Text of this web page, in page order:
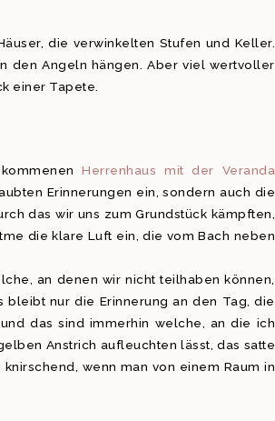
die verwinkelten Stufen und Keller.
den Angeln hängen. Aber viel wertvoller
einer Tapete.
Herrenhaus mit der Veranda
Erinnerungen ein, sondern auch die
das wir uns zum Grundstück kämpften,
die klare Luft ein, die vom Bach neben
an denen wir nicht teilhaben können,
nur die Erinnerung an den Tag, die
das sind immerhin welche, an die ich
Anstrich aufleuchten lässt, das satte
wenn man von einem Raum in